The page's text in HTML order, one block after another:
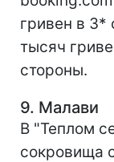
гривен в 3*
тысяч
стороны.
9. Малави
В "Теплом
сокровища